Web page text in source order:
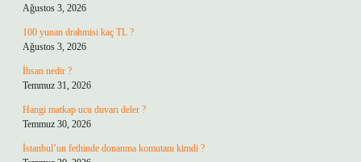
Ağustos 3, 2026
100 yunan drahmisi kaç TL ?
Ağustos 3, 2026
İhsan nedir ?
Temmuz 31, 2026
Hangi matkap ucu duvarı deler ?
Temmuz 30, 2026
İstanbul’un fethinde donanma komutanı kimdi ?